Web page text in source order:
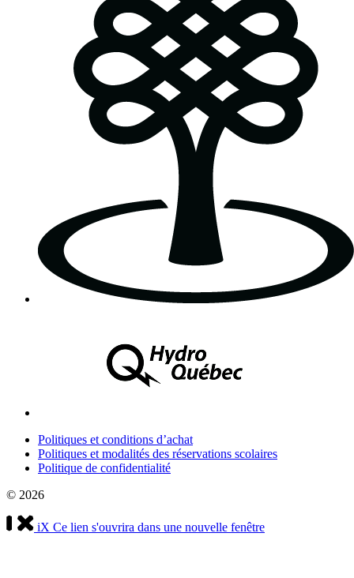
Politiques et conditions d’achat
Politiques et modalités des réservations scolaires
Politique de confidentialité
© 2026
iX Ce lien s'ouvrira dans une nouvelle fenêtre